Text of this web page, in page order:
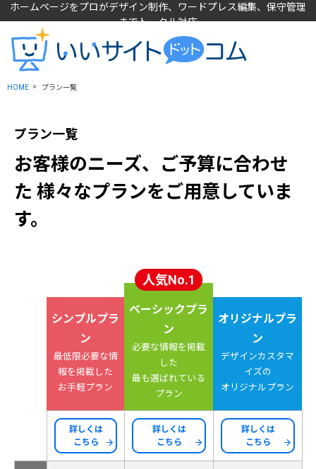
ホームページをプロがデザイン制作、ワードプレス編集、保守管理
までトータル対応
HOME プラン一覧
プラン一覧
お客様のニーズ、ご予算に合わせ
た 様々なプランをご用意していま
す。
シンプルプラ
ン
最低限必要な情
報を掲載した
お手軽プラン
人気No.1
ベーシックプラ
ン
必要な情報を掲載
した
最も選ばれている
プラン
オリジナルプラ
ン
デザインカスタマ
イズの
オリジナルプラン
詳しくは
こちら
詳しくは
こちら
詳しくは
こちら